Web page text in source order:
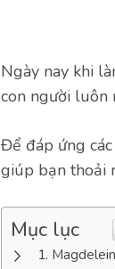
Ngày nay khi
con người luôn
Để đáp ứng
giúp bạn thoải
Mục lục